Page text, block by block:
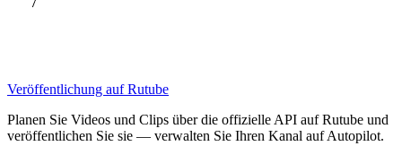
Veröffentlichung auf Rutube
Planen Sie Videos und Clips über die offizielle API auf Rutube und
veröffentlichen Sie sie — verwalten Sie Ihren Kanal auf Autopilot.